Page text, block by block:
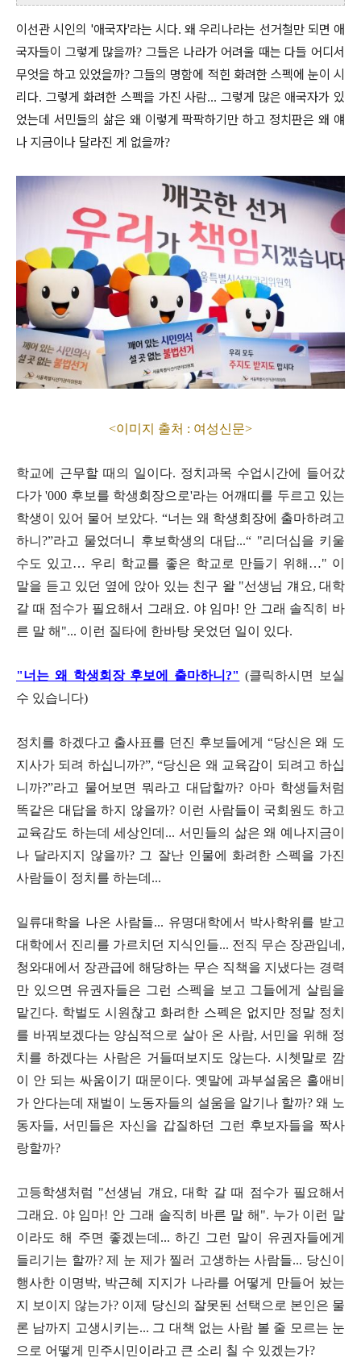
이선관 시인의 '애국자'라는 시다. 왜 우리나라는 선거철만 되면 애
국자들이 그렇게 많을까? 그들은 나라가 어려울 때는 다들 어디서
무엇을 하고 있었을까?그들의 명함에 적힌 화려한 스펙에 눈이 시
리다. 그렇게 화려한 스펙을 가진 사람...그렇게 많은 애국자가 있
었는데 서민들의 삶은 왜 이렇게 팍팍하기만 하고 정치판은 왜 얘
나 지금이나 달라진 게 없을까?
<이미지 출처 : 여성신문>
학교에 근무할 때의 일이다. 정치과목 수업시간에 들어갔
다가'000 후보를 학생회장으로'라는 어깨띠를 두르고 있는
학생이 있어 물어 보았다. “너는 왜 학생회장에 출마하려고
하니 ?”라고 물었더니 후보학생의 대답...“ "리더십을 키울
수도 있고… 우리 학교를 좋은 학교로 만들기 위해 …" 이
말을 듣고 있던 옆에 앉아 있는 친구 왈 "선생님 걔요, 대학
갈 때 점수가 필요해서 그래요. 야 임마! 안 그래 솔직히 바
른 말 해 "... 이런 질타에 한바탕 웃었던 일이 있다.
"너는 왜 학생회장 후보에 출마하니?" (클릭하시면 보실
수 있습니다)
정치를 하겠다고 출사표를 던진 후보들에게 “당신은 왜 도
지사가 되려 하십니까?”, “당신은 왜 교육감이 되려고 하십
니까?”라고 물어보면 뭐라고 대답할까? 아마 학생들처럼
똑같은 대답을 하지 않을까? 이런 사람들이 국회원도 하고
교육감도 하는데 세상인데 ...서민들의 삶은 왜 예나지금이
나 달라지지 않을까? 그 잘난 인물에 화려한 스펙을 가진
사람들이 정치를 하는데 ...
일류대학을 나온 사람들... 유명대학에서 박사학위를 받고
대학에서 진리를 가르치던 지식인들... 전직 무슨 장관입네 ,
청와대에서 장관급에 해당하는 무슨 직책을 지냈다는 경력
만 있으면 유권자들은 그런 스펙을 보고 그들에게 살림을
맡긴다. 학벌도 시원찮고 화려한 스펙은 없지만 정말 정치
를 바꿔보겠다는 양심적으로 살아 온 사람, 서민을 위해 정
치를 하겠다는 사람은 거들떠보지도 않는다. 시쳇말로 깜
이 안 되는 싸움이기 때문이다. 옛말에 과부설움은 홀애비
가 안다는데 재벌이 노동자들의 설움을 알기나 할까? 왜 노
동자들, 서민들은 자신을 갑질하던 그런 후보자들을 짝사
랑할까?
고등학생처럼 "선생님 걔요,대학 갈 때 점수가 필요해서
그래요. 야 임마! 안 그래 솔직히 바른 말 해 ". 누가 이런 말
이라도 해 주면 좋겠는데 ...하긴 그런 말이 유권자들에게
들리기는 할까?제 눈 제가 찔러 고생하는 사람들... 당신이
행사한 이명박, 박근혜 지지가 나라를 어떻게 만들어 놨는
지 보이지 않는가? 이제 당신의 잘못된 선택으로 본인은 물
론 남까지 고생시키는... 그 대책 없는 사람 볼 줄 모르는 눈
으로 어떻게 민주시민이라고 큰 소리 칠 수 있겠는가?